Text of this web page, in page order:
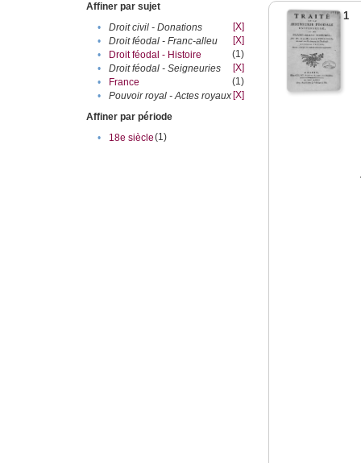
Affiner par sujet
•
Droit civil - Donations
[X]
•
Droit féodal - Franc-alleu‎
[X]
•
Droit féodal - Histoire
(1)
•
Droit féodal - Seigneuries
[X]
•
France
(1)
•
Pouvoir royal - Actes royaux [X]
Affiner par période
•
18e siècle(1)
1